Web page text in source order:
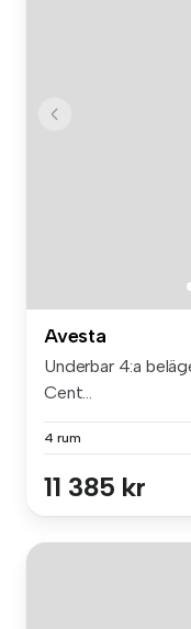
Avesta
Underbar 4:a
Cent...
4 rum
11 385 kr